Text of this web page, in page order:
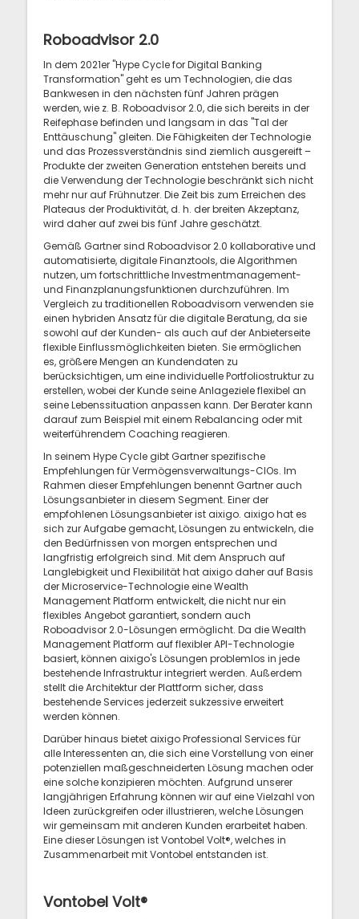
Roboadvisor 2.0
In dem 2021er "Hype Cycle for Digital Banking
Transformation" geht es um Technologien, die das
Bankwesen in den nächsten fünf Jahren prägen
werden, wie z. B. Roboadvisor 2.0, die sich bereits in der
Reifephase befinden und langsam in das "Tal der
Enttäuschung" gleiten. Die Fähigkeiten der Technologie
und das Prozessverständnis sind ziemlich ausgereift –
Produkte der zweiten Generation entstehen bereits und
die Verwendung der Technologie beschränkt sich nicht
mehr nur auf Frühnutzer. Die Zeit bis zum Erreichen des
Plateaus der Produktivität, d. h. der breiten Akzeptanz,
wird daher auf zwei bis fünf Jahre geschätzt.
Gemäß Gartner sind Roboadvisor 2.0 kollaborative und
automatisierte, digitale Finanztools, die Algorithmen
nutzen, um fortschrittliche Investmentmanagement-
und Finanzplanungsfunktionen durchzuführen. Im
Vergleich zu traditionellen Roboadvisorn verwenden sie
einen hybriden Ansatz für die digitale Beratung, da sie
sowohl auf der Kunden- als auch auf der Anbieterseite
flexible Einflussmöglichkeiten bieten. Sie ermöglichen
es, größere Mengen an Kundendaten zu
berücksichtigen, um eine individuelle Portfoliostruktur zu
erstellen, wobei der Kunde seine Anlageziele flexibel an
seine Lebenssituation anpassen kann. Der Berater kann
darauf zum Beispiel mit einem Rebalancing oder mit
weiterführendem Coaching reagieren.
In seinem Hype Cycle gibt Gartner spezifische
Empfehlungen für Vermögensverwaltungs-CIOs. Im
Rahmen dieser Empfehlungen benennt Gartner auch
Lösungsanbieter in diesem Segment. Einer der
empfohlenen Lösungsanbieter ist aixigo. aixigo hat es
sich zur Aufgabe gemacht, Lösungen zu entwickeln, die
den Bedürfnissen von morgen entsprechen und
langfristig erfolgreich sind. Mit dem Anspruch auf
Langlebigkeit und Flexibilität hat aixigo daher auf Basis
der Microservice-Technologie eine Wealth
Management Platform entwickelt, die nicht nur ein
flexibles Angebot garantiert, sondern auch
Roboadvisor 2.0-Lösungen ermöglicht. Da die Wealth
Management Platform auf flexibler API-Technologie
basiert, können aixigo's Lösungen problemlos in jede
bestehende Infrastruktur integriert werden. Außerdem
stellt die Architektur der Plattform sicher, dass
bestehende Services jederzeit sukzessive erweitert
werden können.
Darüber hinaus bietet aixigo Professional Services für
alle Interessenten an, die sich eine Vorstellung von einer
potenziellen maßgeschneiderten Lösung machen oder
eine solche konzipieren möchten. Aufgrund unserer
langjährigen Erfahrung können wir auf eine Vielzahl von
Ideen zurückgreifen oder illustrieren, welche Lösungen
wir gemeinsam mit anderen Kunden erarbeitet haben.
Eine dieser Lösungen ist Vontobel Volt®, welches in
Zusammenarbeit mit Vontobel entstanden ist.
Vontobel Volt®